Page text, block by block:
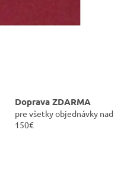
Doprava ZDARMA
pre všetky objednávky nad
150€